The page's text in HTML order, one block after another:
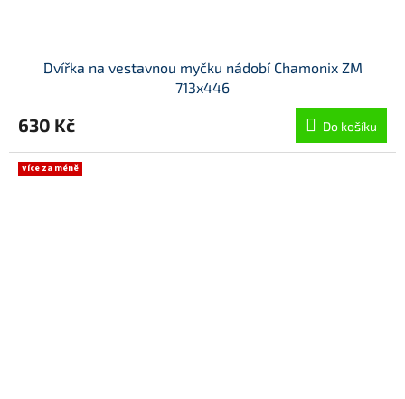
Dvířka na vestavnou myčku nádobí Chamonix ZM
713x446
630 Kč Do košíku
Více za méně